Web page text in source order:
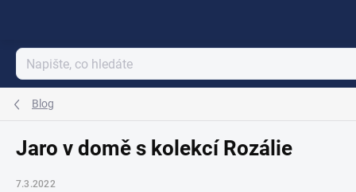
Blog
Jaro v domě s kolekcí Rozálie
7.3.2022